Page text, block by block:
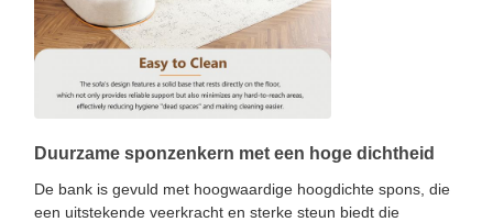
Duurzame sponzenkern met een hoge dichtheid
De bank is gevuld met hoogwaardige hoogdichte spons, die
een uitstekende veerkracht en sterke steun biedt die